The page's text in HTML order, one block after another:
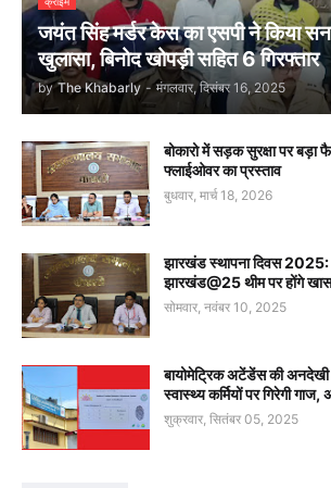
जयंत सिंह मर्डर केस का एसपी ने किया
खुलासा, बिनोद खोपड़ी सहित 6 गिरफ्तार
by The Khabarly - मंगलवार, दिसंबर 16, 2025
बोकारो में सड़क सुरक्षा पर
फ्लाईओवर का प्रस्ताव
बुधवार, मार्च 18, 2026
झारखंड स्थापना दिवस
झारखंड@25 थीम पर होंगे
सोमवार, नवंबर 10, 2025
बायोमेट्रिक अटेंडेंस की अनदेखी
स्वास्थ्य कर्मियों पर गिरेगी
शुक्रवार, सितंबर 05, 2025